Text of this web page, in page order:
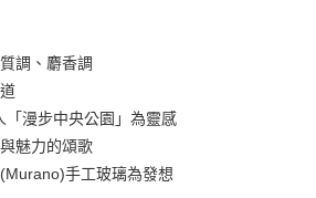
含以上)免運費
含以上)免運費
調、麝香調
「漫步中央公園」為靈感
魅力的頌歌
手工玻璃為發想